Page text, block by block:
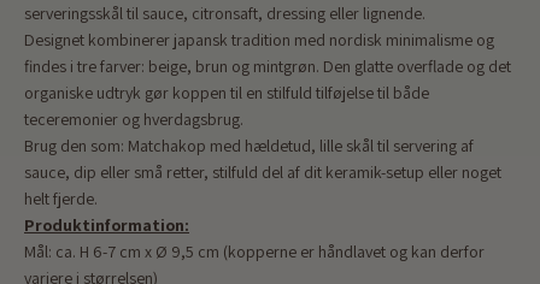
serveringsskål til sauce, citronsaft, dressing eller lignende.
Designet kombinerer japansk tradition med nordisk minimalisme og
findes i tre farver: beige, brun og mintgrøn. Den glatte overflade og det
organiske udtryk gør koppen til en stilfuld tilføjelse til både
teceremonier og hverdagsbrug.
Brug den som: Matchakop med hældetud, lille skål til servering af
sauce, dip eller små retter, stilfuld del af dit keramik-setup eller noget
helt fjerde.
Produktinformation:
Mål: ca. H 6-7 cm x Ø 9,5 cm (kopperne er håndlavet og kan derfor
variere i størrelsen)